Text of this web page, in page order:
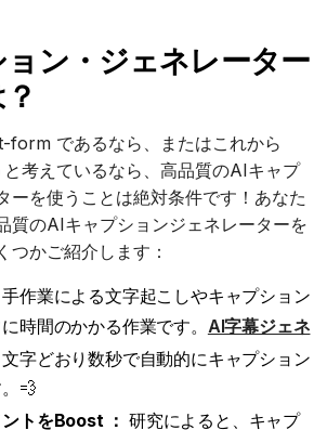
ン・ジェネレーター
form であるなら、またはこれから
考えているなら、高品質のAIキャプ
ーを使うことは絶対条件です！あなた
質のAIキャプションジェネレーターを
つかご紹介します：
手作業による文字起こしやキャプション
時間のかかる作業です。 AI字幕ジェネ
字どおり数秒で自動的にキャプション
💨
ントをBoost ：研究によると、キャプ